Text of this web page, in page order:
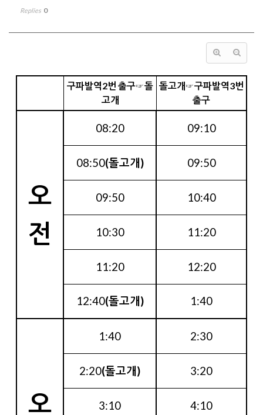
Replies 0
구파발역2번 출구☞돌
고개
돌고개☞구파발역3번
출구
오
전
08:20 09:10
08:50(돌고개) 09:50
09:50 10:40
10:30 11:20
11:20 12:20
12:40(돌고개) 1:40
오
1:40 2:30
2:20(돌고개) 3:20
3:10 4:10